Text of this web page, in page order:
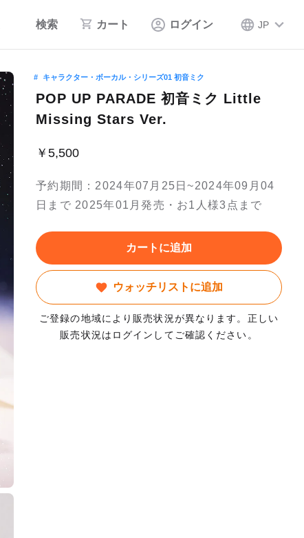
検索 カート ログイン JP
キャラクター・ボーカル・シリーズ01 初音ミク
POP UP PARADE 初音ミク Little
Missing Stars Ver.
￥5,500
予約期間：2024年07月25日~2024年09月04
日まで 2025年01月発売・お1人様3点まで
カートに追加
ウォッチリストに追加
ご登録の地域により販売状況が異なります。正しい
販売状況はログインしてご確認ください。